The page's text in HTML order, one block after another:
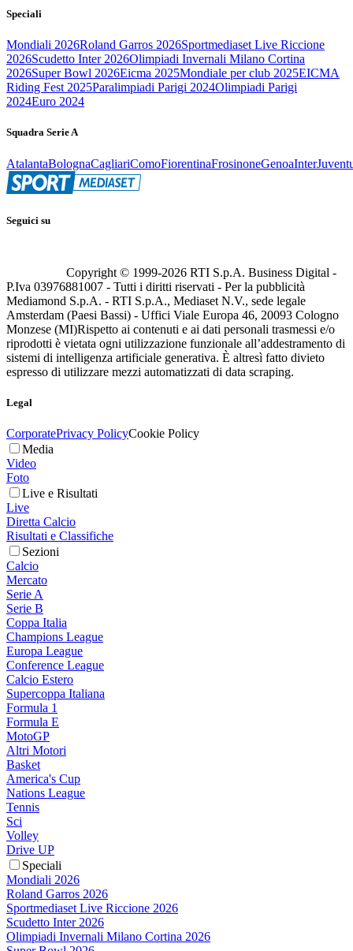
Speciali
Mondiali 2026Roland Garros 2026Sportmediaset Live Riccione
2026Scudetto Inter 2026Olimpiadi Invernali Milano Cortina
2026Super Bowl 2026Eicma 2025Mondiale per club 2025EICMA
Riding Fest 2025Paralimpiadi Parigi 2024Olimpiadi Parigi
2024Euro 2024
Squadra Serie A
AtalantaBolognaCagliariComoFiorentinaFrosinoneGenoaInter
Seguici su
Copyright © 1999-2026 RTI S.p.A. Business Digital -
P.Iva 03976881007 - Tutti i diritti riservati - Per la pubblicità
Mediamond S.p.A. - RTI S.p.A., Mediaset N.V., sede legale
Amsterdam (Paesi Bassi) - Uffici Viale Europa 46, 20093 Cologno
Monzese (MI)Rispetto ai contenuti e ai dati personali trasmessi e/o
riprodotti è vietata ogni utilizzazione funzionale all’addestramento di
sistemi di intelligenza artificiale generativa. È altresì fatto divieto
espresso di utilizzare mezzi automatizzati di data scraping.
Legal
CorporatePrivacy PolicyCookie Policy
Media
Video
Foto
Live e Risultati
Live
Diretta Calcio
Risultati e Classifiche
Sezioni
Calcio
Mercato
Serie A
Serie B
Coppa Italia
Champions League
Europa League
Conference League
Calcio Estero
Supercoppa Italiana
Formula 1
Formula E
MotoGP
Altri Motori
Basket
America's Cup
Nations League
Tennis
Sci
Volley
Drive UP
Speciali
Mondiali 2026
Roland Garros 2026
Sportmediaset Live Riccione 2026
Scudetto Inter 2026
Olimpiadi Invernali Milano Cortina 2026